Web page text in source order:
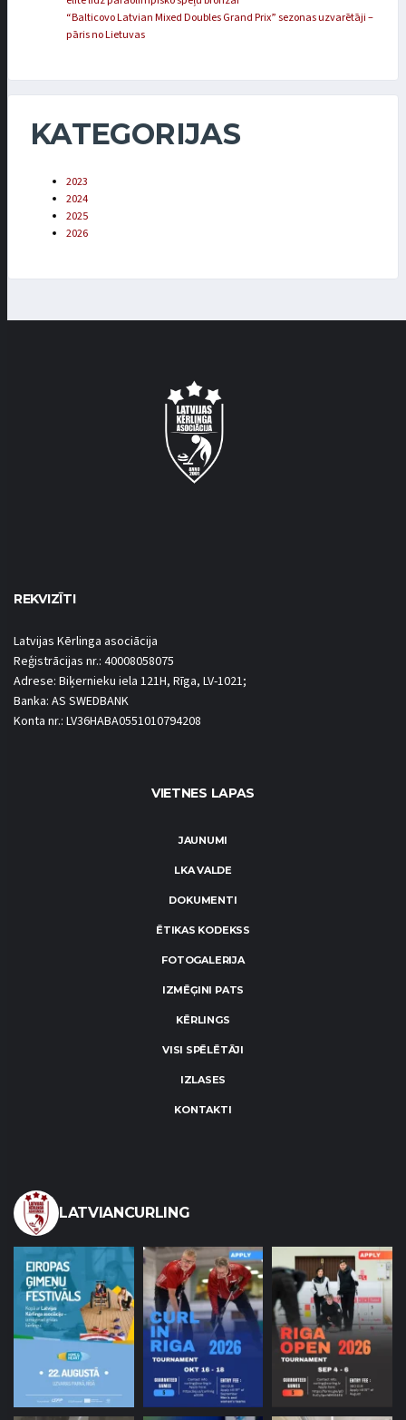
“Balticovo Latvian Mixed Doubles Grand Prix” sezonas uzvarētāji –
pāris no Lietuvas
KATEGORIJAS
2023
2024
2025
2026
REKVIZĪTI
Latvijas Kērlinga asociācija
Reģistrācijas nr.: 40008058075
Adrese: Biķernieku iela 121H, Rīga, LV-1021;
Banka: AS SWEDBANK
Konta nr.: LV36HABA0551010794208
VIETNES LAPAS
JAUNUMI
LKA VALDE
DOKUMENTI
ĒTIKAS KODEKSS
FOTOGALERIJA
IZMĒĢINI PATS
KĒRLINGS
VISI SPĒLĒTĀJI
IZLASES
KONTAKTI
LATVIANCURLING